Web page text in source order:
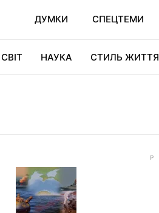
ДУМКИ СПЕЦТЕМИ
СВІТ НАУКА СТИЛЬ ЖИТТЯ